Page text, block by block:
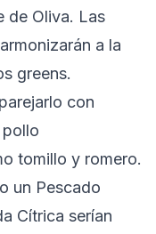
de Oliva. Las
a la
greens.
con
tomillo y romero.
o un Pescado
Cítrica serían